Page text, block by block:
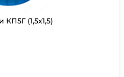
КП5Г (1,5х1,5)